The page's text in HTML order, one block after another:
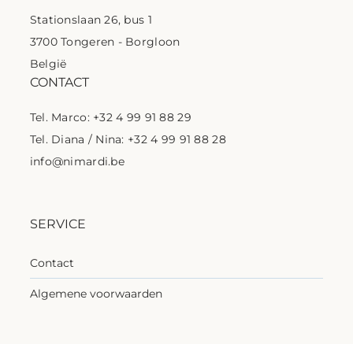
SERVICE
Contact
Algemene voorwaarden
Stationslaan 26, bus 1
3700 Tongeren - Borgloon
België
CONTACT
Tel. Marco: +32 4 99 91 88 29
Tel. Diana / Nina: +32 4 99 91 88 28
info@nimardi.be